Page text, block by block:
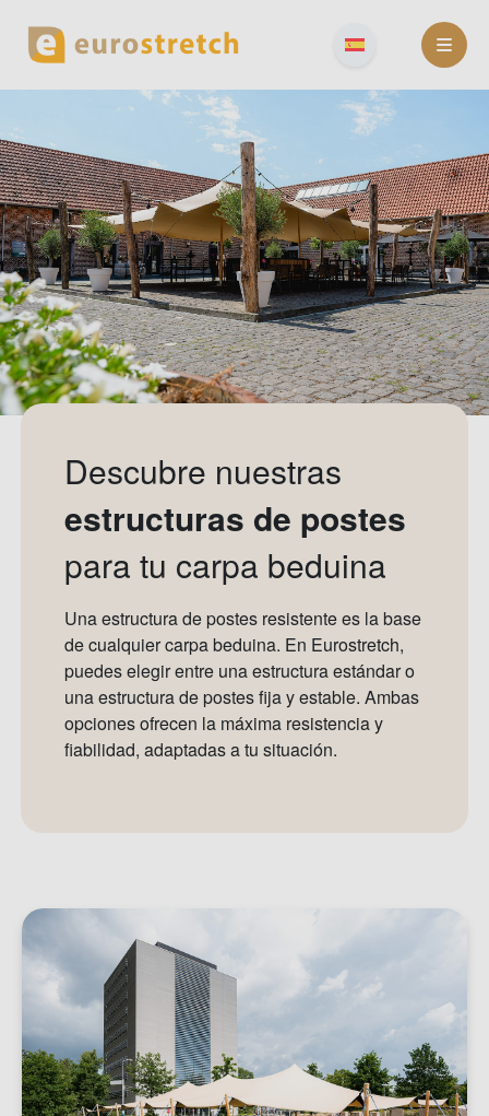
content
Descubre nuestras
estructuras de postes
para tu carpa beduina
Una estructura de postes resistente es la base
de cualquier carpa beduina. En Eurostretch,
puedes elegir entre una estructura estándar o
una estructura de postes fija y estable. Ambas
opciones ofrecen la máxima resistencia y
fiabilidad, adaptadas a tu situación.